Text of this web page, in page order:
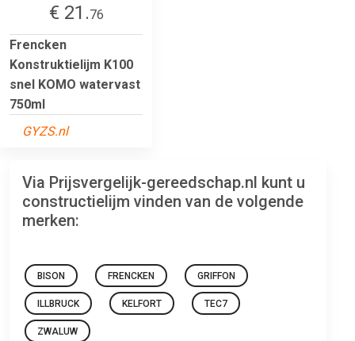
€ 21.76
Frencken
Konstruktielijm K100
snel KOMO watervast
750ml
GYZS.nl
Via Prijsvergelijk-gereedschap.nl kunt u
constructielijm vinden van de volgende
merken:
BISON FRENCKEN GRIFFON
ILLBRUCK KELFORT TEC7
ZWALUW